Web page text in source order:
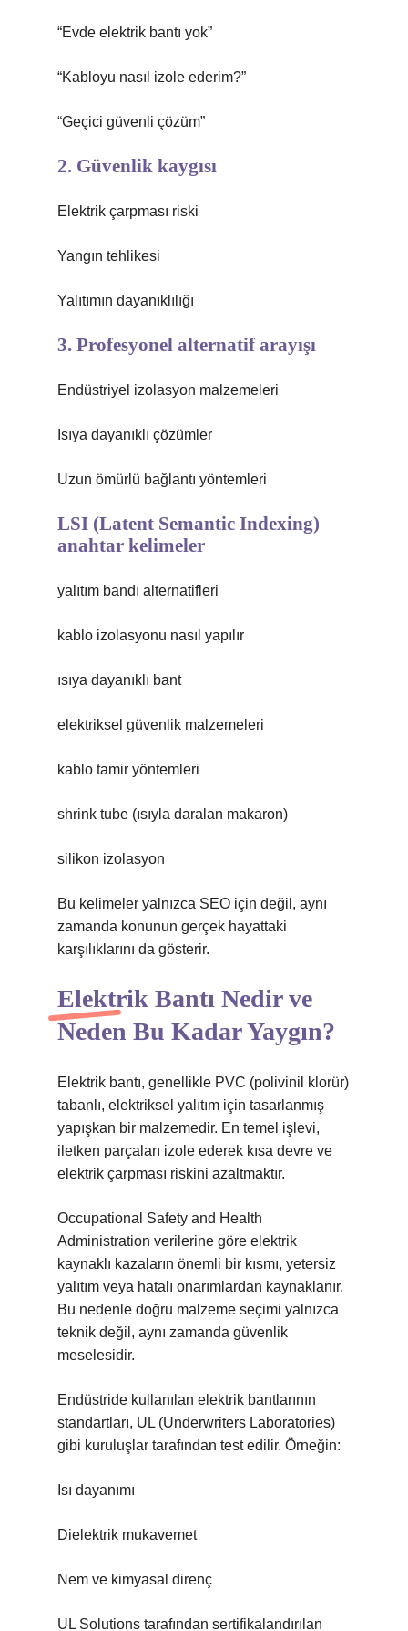
“Evde elektrik bantı yok”
“Kabloyu nasıl izole ederim?”
“Geçici güvenli çözüm”
2. Güvenlik kaygısı
Elektrik çarpması riski
Yangın tehlikesi
Yalıtımın dayanıklılığı
3. Profesyonel alternatif arayışı
Endüstriyel izolasyon malzemeleri
Isıya dayanıklı çözümler
Uzun ömürlü bağlantı yöntemleri
LSI (Latent Semantic Indexing)
anahtar kelimeler
yalıtım bandı alternatifleri
kablo izolasyonu nasıl yapılır
ısıya dayanıklı bant
elektriksel güvenlik malzemeleri
kablo tamir yöntemleri
shrink tube (ısıyla daralan makaron)
silikon izolasyon
Bu kelimeler yalnızca SEO için değil, aynı
zamanda konunun gerçek hayattaki
karşılıklarını da gösterir.
Elektrik Bantı Nedir ve
Neden Bu Kadar Yaygın?
Elektrik bantı, genellikle PVC (polivinil klorür)
tabanlı, elektriksel yalıtım için tasarlanmış
yapışkan bir malzemedir. En temel işlevi,
iletken parçaları izole ederek kısa devre ve
elektrik çarpması riskini azaltmaktır.
Occupational Safety and Health
Administration verilerine göre elektrik
kaynaklı kazaların önemli bir kısmı, yetersiz
yalıtım veya hatalı onarımlardan kaynaklanır.
Bu nedenle doğru malzeme seçimi yalnızca
teknik değil, aynı zamanda güvenlik
meselesidir.
Endüstride kullanılan elektrik bantlarının
standartları, UL (Underwriters Laboratories)
gibi kuruluşlar tarafından test edilir. Örneğin:
Isı dayanımı
Dielektrik mukavemet
Nem ve kimyasal direnç
UL Solutions tarafından sertifikalandırılan